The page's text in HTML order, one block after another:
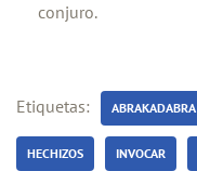
conjuro.
Etiquetas: ABRAKADABRA
HECHIZOS INVOCAR